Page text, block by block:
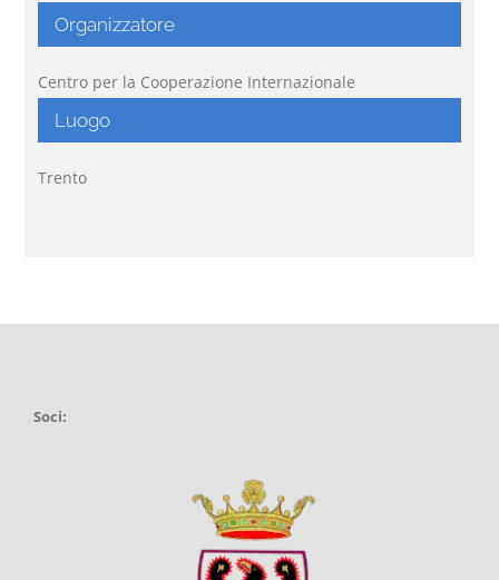
Luogo
Trento
Organizzatore
Centro per la Cooperazione Internazionale
Soci: